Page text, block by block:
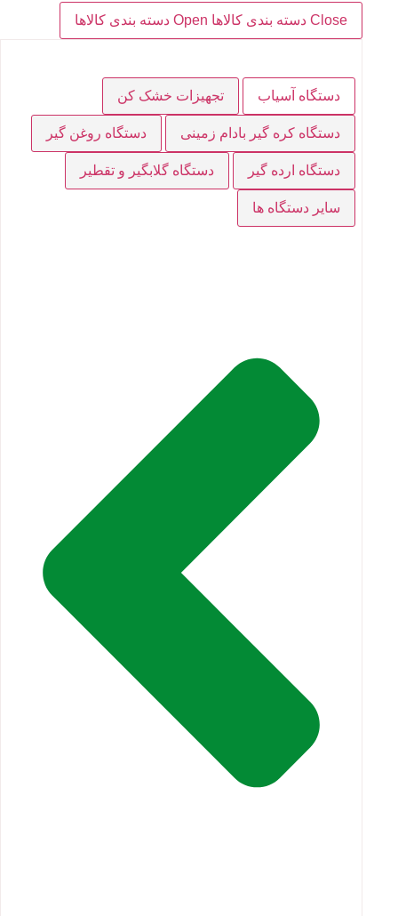
Close دسته بندی کالاها
Open دسته بندی کالاها
دستگاه آسیاب تجهیزات خشک کن
دستگاه کره گیر بادام زمینی دستگاه روغن گیر
دستگاه ارده گیر دستگاه گلابگیر و تقطیر
سایر دستگاه ها